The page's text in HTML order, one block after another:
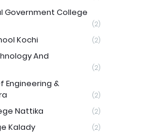
Government College
(2)
Kochi (2)
And
(2)
Engineering &
(2)
Nattika (2)
Kalady (2)